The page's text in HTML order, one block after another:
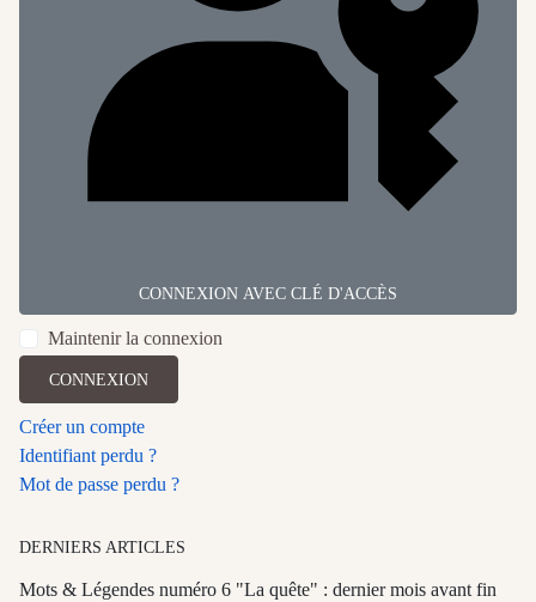
CONNEXION AVEC CLÉ D'ACCÈS
Maintenir la connexion
CONNEXION
Créer un compte
Identifiant perdu ?
Mot de passe perdu ?
DERNIERS ARTICLES
Mots & Légendes numéro 6 "La quête" : dernier mois avant fin